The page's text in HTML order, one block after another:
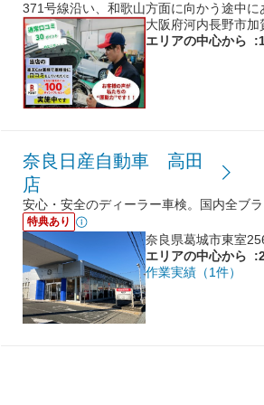
371号線沿い、和歌山方面に向かう途中に
大阪府河内長野市加
エリアの中心から
奈良日産自動車 高田
店
安心・安全のディーラー車検。国内全ブ
特典あり
奈良県葛城市東室
エリアの中心から
作業実績（1件）